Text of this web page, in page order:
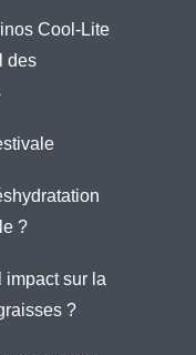
Cool-Lite
des
?
impact sur la
?